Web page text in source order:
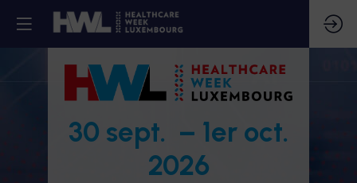
30 sept. – 1er oct.
2026